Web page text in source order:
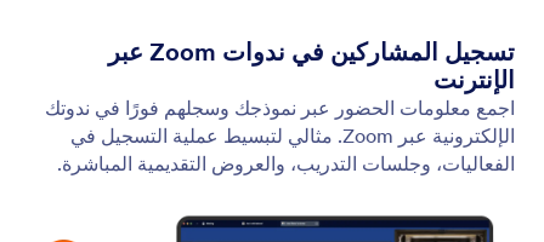
مايكروسوفت تيمز Microsoft Teams
Jotform Appointments لجدولة الاجتماعات تلقائيًا.